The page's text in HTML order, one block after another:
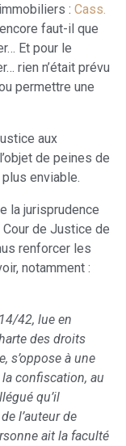
: Cass.
faut-il que
Et pour le
rien n’était prévu
permettre une
aux
de peines de
enviable.
la jurisprudence
de Justice de
renforcer les
notamment :
42, lue en
des droits
s’oppose à une
confiscation, au
qu’il
l’auteur de
ait la faculté